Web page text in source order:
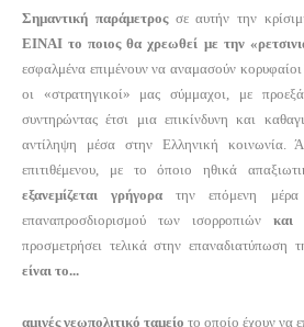
Σημαντική παράμετροςσε αυτήν την
ΕΙΝΑΙ το ποιος θα χρεωθεί με την
εσφαλμένα επιμένουν να αναμασούν κορυφαίοι
οι «στρατηγικοί» μας σύμμαχοι, με
συντηρώντας έτσι μια επικίνδυνη και
αντίληψη μέσα στην Ελληνική κοινωνία.
επιτιθέμενου, με το όποιο ηθικά
εξανεμίζεται γρήγορα την επόμενη
επαναπροσδιορισμού των ισορροπιών και
προσμετρήσει τελικά στην επαναδιατύπωση
είναι το...
αμιγές γεωπολιτικό ταμείο το οποίο έχουν να